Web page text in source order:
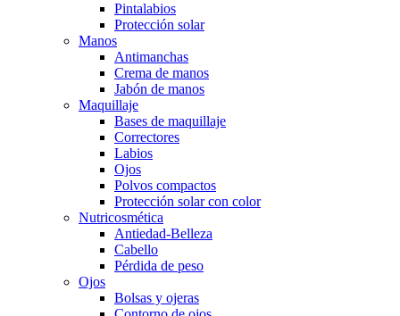
Pintalabios
Protección solar
Manos
Antimanchas
Crema de manos
Jabón de manos
Maquillaje
Bases de maquillaje
Correctores
Labios
Ojos
Polvos compactos
Protección solar con color
Nutricosmética
Antiedad-Belleza
Cabello
Pérdida de peso
Ojos
Bolsas y ojeras